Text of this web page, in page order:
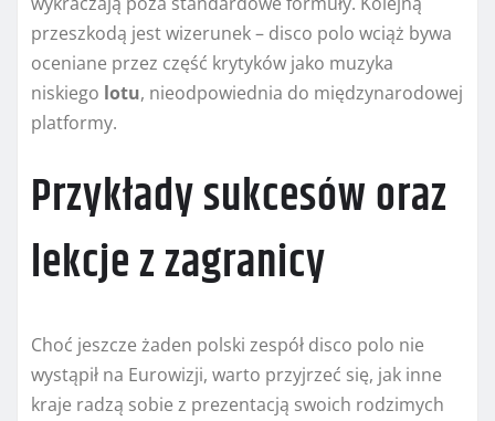
przeszkodą jest wizerunek – disco polo wciąż bywa
oceniane przez część krytyków jako muzyka
niskiego lotu, nieodpowiednia do międzynarodowej
platformy.
Przykłady sukcesów oraz
lekcje z zagranicy
Choć jeszcze żaden polski zespół disco polo nie
wystąpił na Eurowizji, warto przyjrzeć się, jak inne
kraje radzą sobie z prezentacją swoich rodzimych